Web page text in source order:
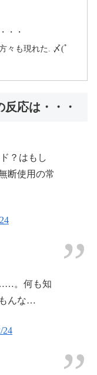
・・
々も現れた. 〆(ﾟ
応は・・・
？はもし
断使用の常
。何も知
んな…
24